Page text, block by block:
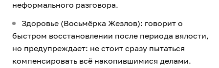
неформального разговора.
Здоровье (Восьмёрка Жезлов): говорит о
быстром восстановлении после периода вялости,
но предупреждает: не стоит сразу пытаться
компенсировать всё накопившимися делами.